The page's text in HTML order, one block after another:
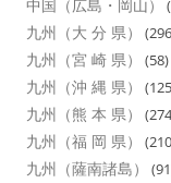
中国（広島・岡山）
九州（大 分 県）
九州（宮 崎 県） (58)
九州（沖 縄 県）
九州（熊 本 県）
九州（福 岡 県）
九州（薩南諸島）